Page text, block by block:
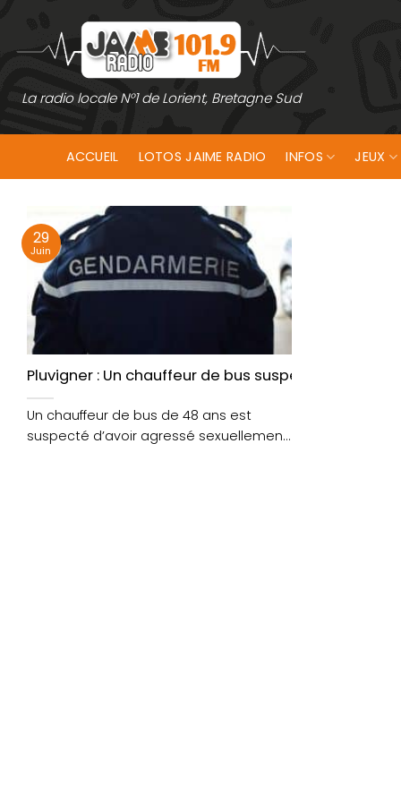
contenu
La radio locale N°1 de Lorient, Bretagne Sud
ACCUEIL LOTOS JAIME RADIO INFOS JEUX
Pluvigner : Un chauffeur de bus suspecté d’avoir
Un chauffeur de bus de 48 ans est
suspecté d’avoir agressé sexuellement
29
Juin